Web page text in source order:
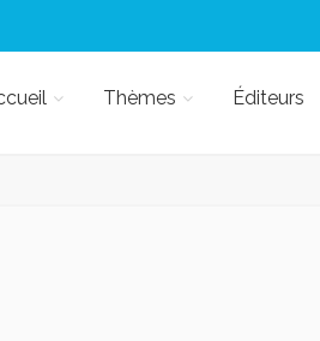
Thèmes Éditeurs